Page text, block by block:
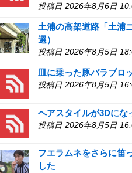
投稿日 2026年8月6日
土浦の高架道路「土浦
選）
投稿日 2026年8月5日
皿に乗った豚バラブロ
投稿日 2026年8月5日
ヘアスタイルが3Dにな
投稿日 2026年8月5日
フエラムネをさらに笛
した